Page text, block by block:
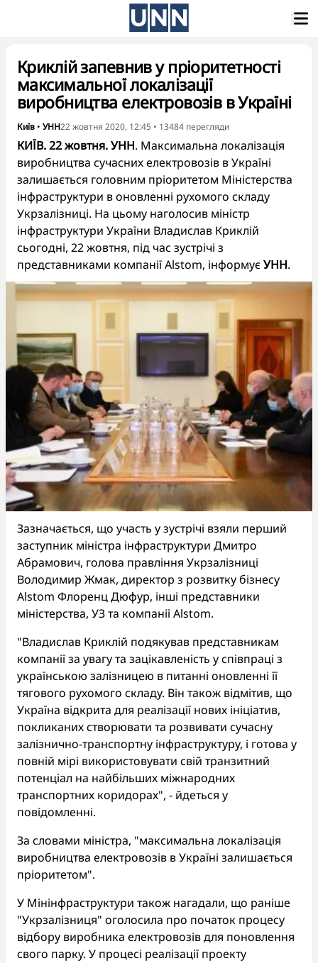
Криклій запевнив у пріоритетності
максимальної локалізації
виробництва електровозів в Україні
Київ • УНН22 жовтня 2020, 12:45 • 13484 перегляди
КИЇВ. 22 жовтня. УНН. Максимальна локалізація
виробництва сучасних електровозів в Україні
залишається головним пріоритетом Міністерства
інфраструктури в оновленні рухомого складу
Укрзалізниці. На цьому наголосив міністр
інфраструктури України Владислав Криклій
сьогодні, 22 жовтня, під час зустрічі з
представниками компанії Alstom, інформує УНН.
Зазначається, що участь у зустрічі взяли перший
заступник міністра інфраструктури Дмитро
Абрамович, голова правління Укрзалізниці
Володимир Жмак, директор з розвитку бізнесу
Alstom Флоренц Дюфур, інші представники
міністерства, УЗ та компанії Alstom.
"Владислав Криклій подякував представникам
компанії за увагу та зацікавленість у співпраці з
українською залізницею в питанні оновленні її
тягового рухомого складу. Він також відмітив, що
Україна відкрита для реалізації нових ініціатив,
покликаних створювати та розвивати сучасну
залізнично-транспортну інфраструктуру, і готова у
повній мірі використовувати свій транзитний
потенціал на найбільших міжнародних
транспортних коридорах", - йдеться у
повідомленні.
За словами міністра, "максимальна локалізація
виробництва електровозів в Україні залишається
пріоритетом".
У Мінінфраструктури також нагадали, що раніше
"Укрзалізниця" оголосила про початок процесу
відбору виробника електровозів для поновлення
свого парку. У процесі реалізації проекту